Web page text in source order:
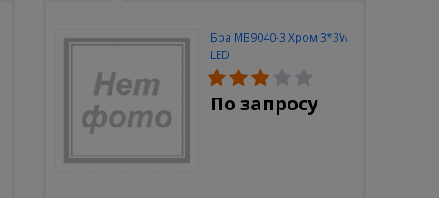
Бра MB9040-3 Хром 3*3W
LED
По запросу